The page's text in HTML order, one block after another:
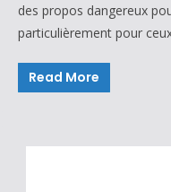
des propos dangereux
particulièrement pour
Read More